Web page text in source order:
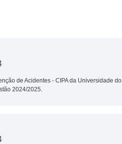
de Acidentes - CIPA da Universidade do
2024/2025.